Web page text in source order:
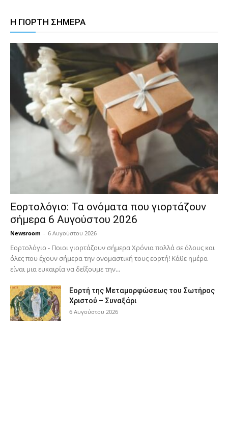
Η ΓΙΟΡΤΗ ΣΗΜΕΡΑ
Εορτολόγιο: Τα ονόματα που γιορτάζουν
σήμερα 6 Αυγούστου 2026
Newsroom - 6 Αυγούστου 2026
Εορτολόγιο - Ποιοι γιορτάζουν σήμερα Χρόνια πολλά σε όλους και
όλες που έχουν σήμερα την ονομαστική τους εορτή! Κάθε ημέρα
είναι μια ευκαιρία να δείξουμε την...
Εορτή της Μεταμορφώσεως του Σωτήρος
Χριστού – Συναξάρι
6 Αυγούστου 2026